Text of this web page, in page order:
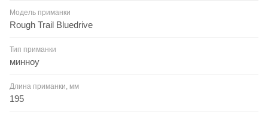
Модель приманки
Rough Trail Bluedrive
Тип приманки
минноу
Длина приманки, мм
195